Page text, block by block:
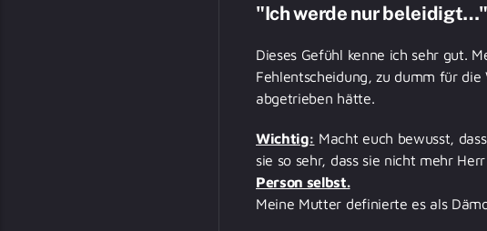
"Ich werde nur beleidigt…"
Dieses Gefühl kenne ich sehr gut.
Fehlentscheidung, zu dumm für
abgetrieben hätte.
Wichtig: Macht euch bewusst,
sie so sehr, dass sie nicht mehr
Person selbst.
Meine Mutter definierte es als